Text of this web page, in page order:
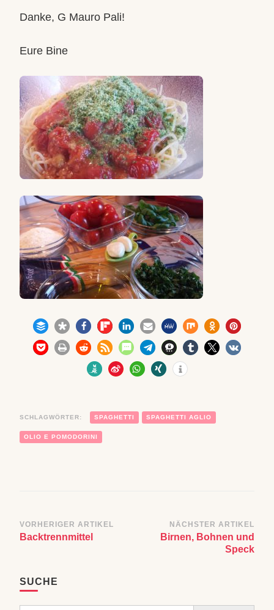
Danke, G Mauro Pali!
Eure Bine
SCHLAGWÖRTER: SPAGHETTI SPAGHETTI AGLIO
OLIO E POMODORINI
Beitragsnavigation
VORHERIGER ARTIKEL
Backtrennmittel
NÄCHSTER ARTIKEL
Birnen, Bohnen und
Speck
SUCHE